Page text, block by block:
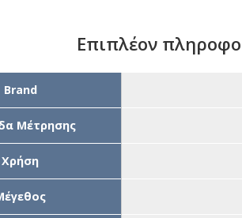
Επιπλέον
Brand
Μέτρησης
Χρήση